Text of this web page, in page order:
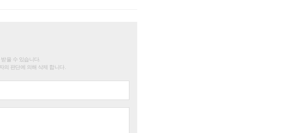
을 수 있습니다.
의 판단에 의해 삭제 합니다.